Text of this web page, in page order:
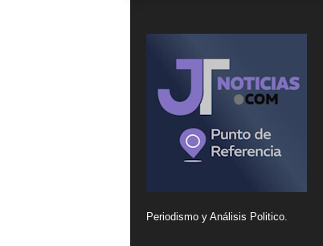
Periodismo y Análisis Politico.